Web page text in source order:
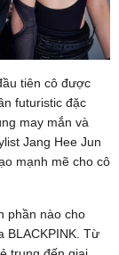
tiên cô được
futuristic đặc
may mắn và
Jang Hee Jun
mạnh mẽ cho cô
phần nào cho
BLACKPINK. Từ